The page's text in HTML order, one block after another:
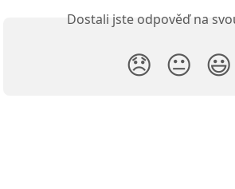
Dostali jste odpověď na
😞 😐 😃